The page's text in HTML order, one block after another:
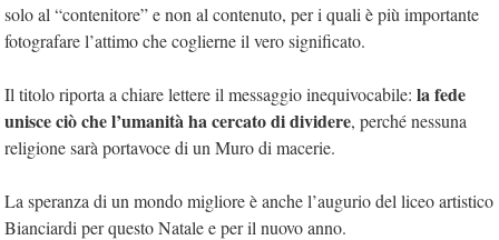
solo al “contenitore” e non al contenuto, per i quali è più importante
fotografare l’attimo che coglierne il vero significato.
Il titolo riporta a chiare lettere il messaggio inequivocabile: la fede
unisce ciò che l’umanità ha cercato di dividere, perché nessuna
religione sarà portavoce di un Muro di macerie.
La speranza di un mondo migliore è anche l’augurio del liceo artistico
Bianciardi per questo Natale e per il nuovo anno.